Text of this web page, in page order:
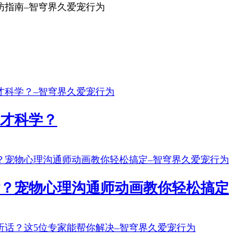
科学？
宠物心理沟通师动画教你轻松搞定